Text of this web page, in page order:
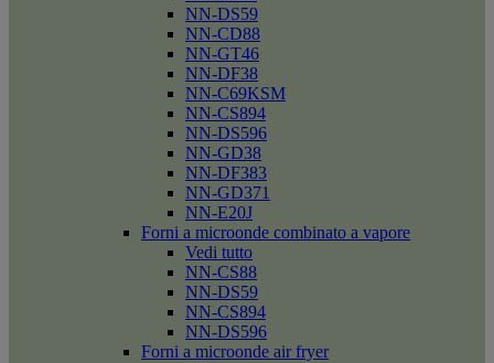
NN-DS59
NN-CD88
NN-GT46
NN-DF38
NN-C69KSM
NN-CS894
NN-DS596
NN-GD38
NN-DF383
NN-GD371
NN-E20J
Forni a microonde combinato a vapore
Vedi tutto
NN-CS88
NN-DS59
NN-CS894
NN-DS596
Forni a microonde air fryer